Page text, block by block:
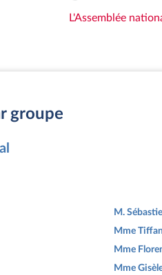
L'Assemblée
groupe
M.
Mme
Mme
Mme